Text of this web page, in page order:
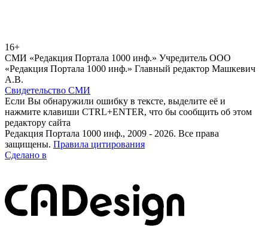
16+
СМИ «Редакция Портала 1000 инф.» Учредитель ООО
«Редакция Портала 1000 инф.» Главный редактор Машкевич
А.В.
Свидетельство СМИ
Если Вы обнаружили ошибку в тексте, выделите её и
нажмите клавиши CTRL+ENTER, что бы сообщить об этом
редактору сайта
Редакция Портала 1000 инф., 2009 - 2026. Все права
защищены. Правила цитирования
Сделано в